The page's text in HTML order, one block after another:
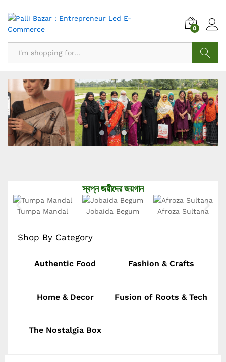
0
প্রতিটি পণ্যের পেছনে আছে একজন স্বপ্নবাজ উদ্যোক্তার গল্প
স্বপ্ন জয়ীদের জয়গান
Tumpa Mandal Jobaida Begum Afroza Sultana
Shop By Category
Authentic Food Fashion & Crafts
Home & Decor Fusion of Roots & Tech
The Nostalgia Box